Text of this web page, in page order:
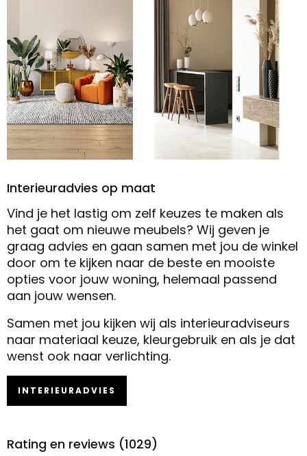
Interieuradvies op maat
Vind je het lastig om zelf keuzes te maken als
het gaat om nieuwe meubels? Wij geven je
graag advies en gaan samen met jou de winkel
door om te kijken naar de beste en mooiste
opties voor jouw woning, helemaal passend
aan jouw wensen.
Samen met jou kijken wij als interieuradviseurs
naar materiaal keuze, kleurgebruik en als je dat
wenst ook naar verlichting.
INTERIEURADVIES
Rating en reviews (1029)